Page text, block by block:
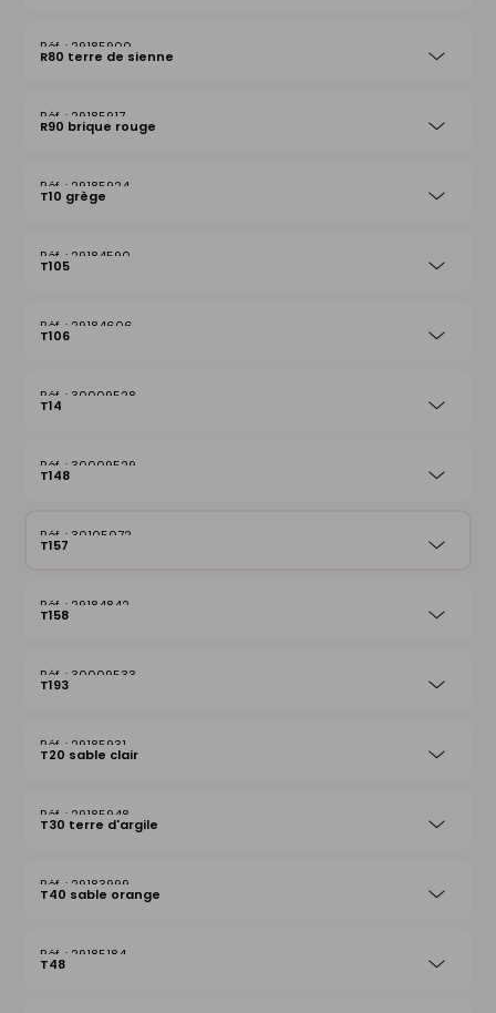
29185900
R80 terre de sienne
29185917
R90 brique rouge
29185924
T10 grège
29184590
T105
29184606
T106
30009528
T14
30009529
T148
30105072
T157
29184842
T158
30009533
T193
29185931
T20 sable clair
29185948
T30 terre d'argile
29183999
T40 sable orange
29185184
T48